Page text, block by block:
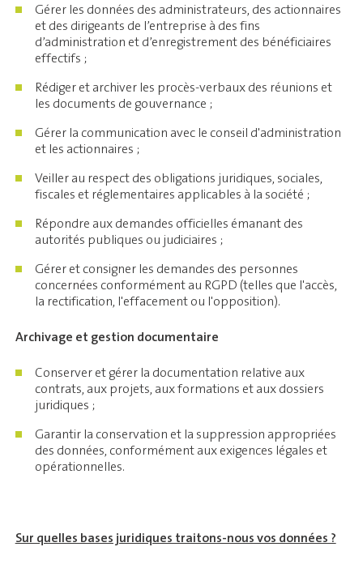
Gérer les données des administrateurs, des actionnaires
et des dirigeants de l’entreprise à des fins
d’administration et d’enregistrement des bénéficiaires
effectifs ;
Rédiger et archiver les procès-verbaux des réunions et
les documents de gouvernance ;
Gérer la communication avec le conseil d'administration
et les actionnaires ;
Veiller au respect des obligations juridiques, sociales,
fiscales et réglementaires applicables à la société ;
Répondre aux demandes officielles émanant des
autorités publiques ou judiciaires ;
Gérer et consigner les demandes des personnes
concernées conformément au RGPD (telles que l'accès,
la rectification, l'effacement ou l'opposition).
Archivage et gestion documentaire
Conserver et gérer la documentation relative aux
contrats, aux projets, aux formations et aux dossiers
juridiques ;
Garantir la conservation et la suppression appropriées
des données, conformément aux exigences légales et
opérationnelles.
Sur quelles bases juridiques traitons-nous vos données ?